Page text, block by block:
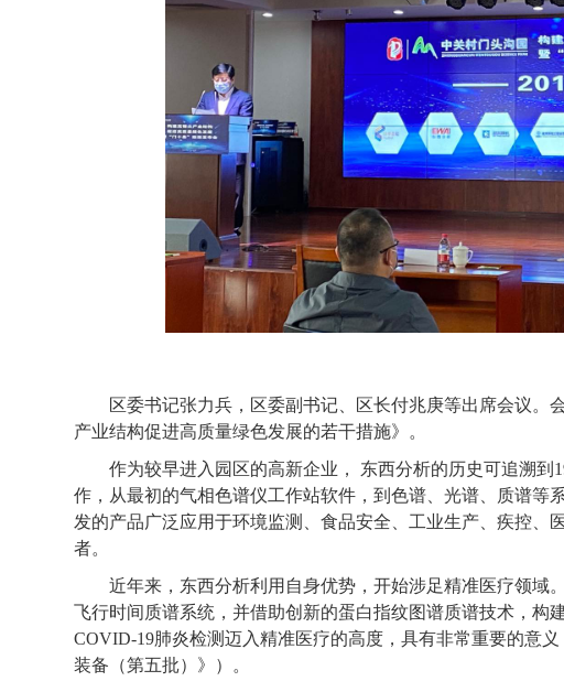
区委书记张力兵，区委副书记、区长付兆庚等出席会议。
产业结构促进高质量绿色发展的若干措施》。
作为较早进入园区的高新企业， 东西分析的历史可追溯到
作，从最初的气相色谱仪工作站软件，到色谱、光谱、质谱等
发的产品广泛应用于环境监测、食品安全、工业生产、疾控、
者。
近年来，东西分析利用自身优势，开始涉足精准医疗领域
飞行时间质谱系统，并借助创新的蛋白指纹图谱质谱技术，构
COVID-19肺炎检测迈入精准医疗的高度，具有非常重要的意
装备（第五批）》）。